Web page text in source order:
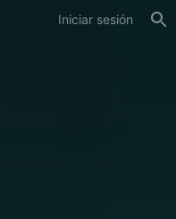
Iniciar sesión